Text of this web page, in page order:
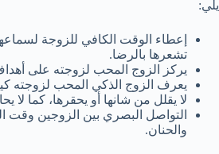
يلي:
إعطاء الوقت الكافي للزوجة
تشعرها بالرضا.
يركز الزوج المحب لزوجته على
يعرف الزوج الذكي المحب لزوجته
لا يقلل من شانها أو يحقرها، كما لا
التواصل البصري بين الزوجين وقت
والحنان.